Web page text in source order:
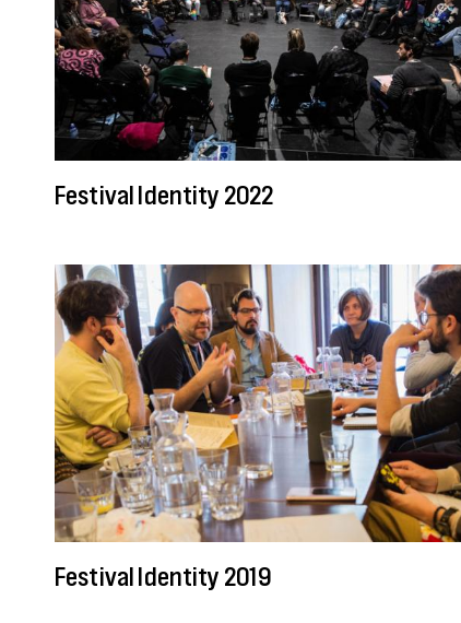
Festival Identity 2022
Festival Identity 2019